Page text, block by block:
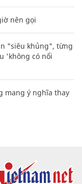
nên gọi
"siêu khủng", từng
'không có nổi
mang ý nghĩa thay